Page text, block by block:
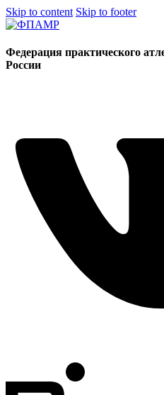
Skip to content Skip to footer
Федерация практического
России